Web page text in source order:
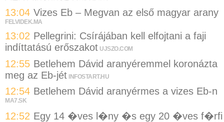
13:04 Vizes Eb – Megvan az első magyar arany
FELVIDEK.MA
13:02 Pellegrini: Csírájában kell elfojtani a faji
indíttatású erőszakot UJSZO.COM
12:55 Betlehem Dávid aranyéremmel koronázta
meg az Eb-jét INFOSTART.HU
12:54 Betlehem Dávid aranyérmes a vizes Eb-n
MA7.SK
12:52 Egy 14 �ves l�ny �s egy 20 �ves f�rfi